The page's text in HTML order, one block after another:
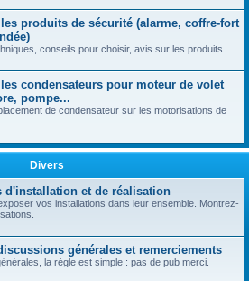
produits de sécurité (alarme, coffre-fort
conseils pour choisir, avis sur les produits...
condensateurs pour moteur de volet
pompe...
de condensateur sur les motorisations de
Divers
d'installation et de réalisation
vos installations dans leur ensemble. Montrez-
générales et remerciements
la règle est simple : pas de pub merci.